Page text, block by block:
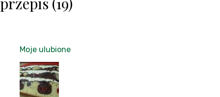
Moje ulubione